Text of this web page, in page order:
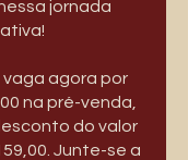
jornada
agora por
na pré-venda,
do valor
Junte-se a